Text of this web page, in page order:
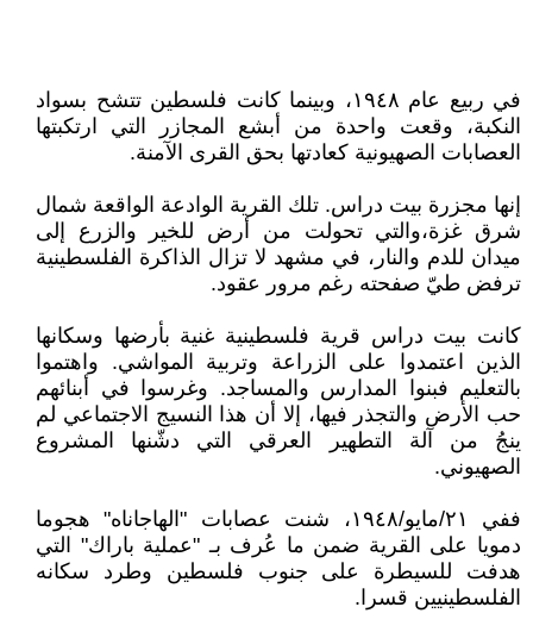
في ربيع عام ١٩٤٨، وبينما كانت فلسطين تتشح بسواد
النكبة، وقعت واحدة من أبشع المجازر التي ارتكبتها
العصابات الصهيونية كعادتها بحق القرى الآمنة.
إنها مجزرة بيت دراس. تلك القرية الوادعة الواقعة شمال
شرق غزة،والتي تحولت من أرض للخير والزرع إلى
ميدان للدم والنار، في مشهد لا تزال الذاكرة الفلسطينية
ترفض طيّ صفحته رغم مرور عقود.
كانت بيت دراس قرية فلسطينية غنية بأرضها وسكانها
الذين اعتمدوا على الزراعة وتربية المواشي. واهتموا
بالتعليم فبنوا المدارس والمساجد. وغرسوا في أبنائهم
حب الأرض والتجذر فيها، إلا أن هذا النسيج الاجتماعي لم
ينجُ من آلة التطهير العرقي التي دشّنها المشروع
الصهيوني.
ففي ٢١/مايو/١٩٤٨، شنت عصابات "الهاجاناه" هجوما
دمويا على القرية ضمن ما عُرف بـ "عملية باراك" التي
هدفت للسيطرة على جنوب فلسطين وطرد سكانه
الفلسطينيين قسرا.